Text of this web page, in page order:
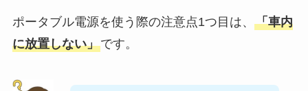
ポータブル電源を使う際の注意点1つ目は、 「車内
に放置しない」です。